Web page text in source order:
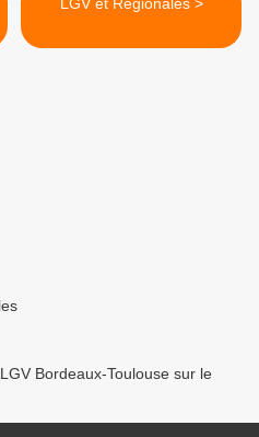
Bordeaux-Toulouse sur le